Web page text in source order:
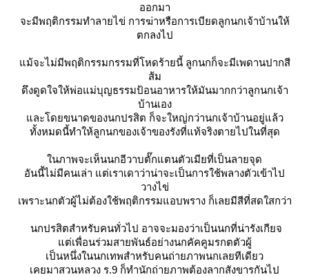
ออกมา
จะมีพฤติกรรมทำลายไข่ การฆ่าหรือการเบียดลูกนกเจ้าบ้านให้
ตกลงไป
ม้จะไม่มีพฤติกรรมกรรมที่โหดร้ายนี้ ลูกนกก็จะมีเพดานปากสี
ส้ม
ดึงดูดใจให้พ่อแม่บุญธรรมป้อนอาหารให้มันมากกว่าลูกนกเจ้า
บ้านเอง
ละโดยขนาดของนกปรสิต ก็จะใหญ่กว่านกเจ้าบ้านอยู่แล้ว
ทั้งหมดนี้ทำให้ลูกนกของเจ้าของรังที่แท้จริงตายไปในที่สุด
นภาพจะเห็นนกอีวาบตั๊กแตนตัวเมียที่เป็นลายจุด
อันนี้ไม่มีคนเล่า แต่เราเดาว่าน่าจะเป็นการใช้พลางตัวเข้าไป
วางไข่
เพราะนกตัวผู้ไม่ต้องใช้พฤติกรรมแอบพราง ก็เลยมีสีที่สดใสกว่า
นกปรสิตสำหรับคนทั่วไป อาจจะมองว่าเป็นนกที่น่ารังเกียจ
ต่เพื่อนร่วมสายพันธ์อย่างนกคัคคูมรกตตัวผู้
เป็นหนึ่งในนกเทพสำหรับคนถ่ายภาพนกเลยทีเดียว
เคยมาสวนหลวง ร.9 ก็ทำนักถ่ายภาพต้องลากสังขารกันไป